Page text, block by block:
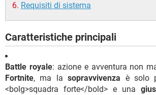
Requisiti di sistema
Caratteristiche principali
Battle royale: azione e avventura non
Fortnite, ma lasopravvivenza è solo
<bolg>squadra forte</bold> e una